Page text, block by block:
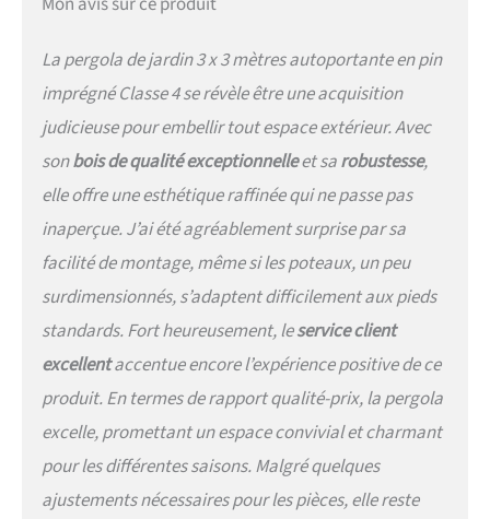
l'environnement. OPTION
DE COUVERTURE : Protège
du soleil et de la pluie,
garantissant une plus
grande durabilité. Option
différentes nuances pour
s'adapter à chaque
environnement. Fabriqué en
Italie : Produit entièrement
dans notre usine à Galatina.
La pergola de jardin 3 x 3 mètres autoportante en pin
imprégné Classe 4 se révèle être une acquisition
judicieuse pour embellir tout espace extérieur. Avec
sonbois de qualité exceptionnelleet sarobustesse,
elle offre une esthétique raffinée qui ne passe pas
inaperçue. J’ai été agréablement surprise par sa
facilité de montage, même si les poteaux, un peu
surdimensionnés, s’adaptent difficilement aux pieds
standards. Fort heureusement, leservice client
excellentaccentue encore l’expérience positive de ce
produit. En termes de rapport qualité-prix, la pergola
excelle, promettant un espace convivial et charmant
pour les différentes saisons. Malgré quelques
ajustements nécessaires pour les pièces, elle reste